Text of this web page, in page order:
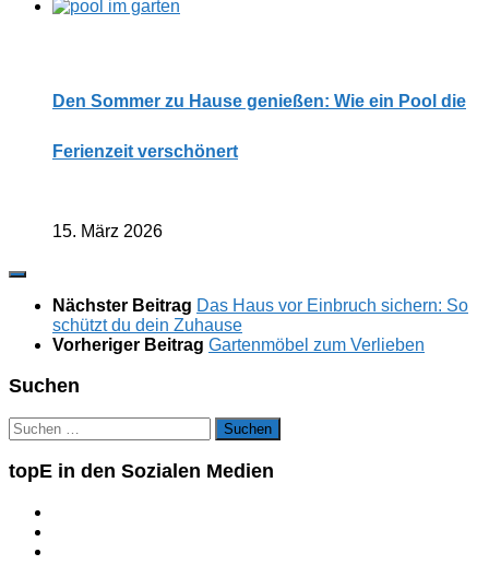
Den Sommer zu Hause genießen: Wie ein Pool die
Ferienzeit verschönert
15. März 2026
Nächster Beitrag Das Haus vor Einbruch sichern: So
schützt du dein Zuhause
Vorheriger Beitrag Gartenmöbel zum Verlieben
Suchen
Suchen
nach:
topE in den Sozialen Medien